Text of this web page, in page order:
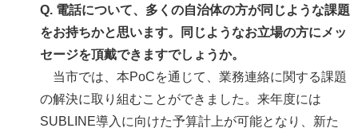
Q. 電話について、多くの自治体の方が同じような課題
をお持ちかと思います。同じようなお立場の方にメッ
セージを頂戴できますでしょうか。
当市では、本PoCを通じて、業務連絡に関する課題
の解決に取り組むことができました。来年度には
SUBLINE導入に向けた予算計上が可能となり、新た